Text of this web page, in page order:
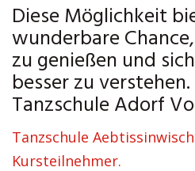
Diese Möglichkeit
wunderbare
zu genießen und
besser zu
Tanzschule Adorf
Tanzschule
Kursteilnehmer.